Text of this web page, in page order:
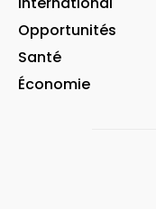
Opportunités
Santé
Économie